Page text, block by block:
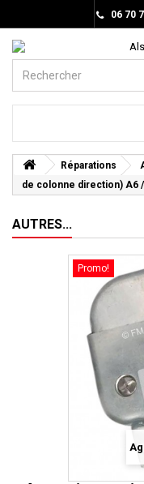
06 70
Réparations
de colonne direction) A6
AUTRES...
Promo!